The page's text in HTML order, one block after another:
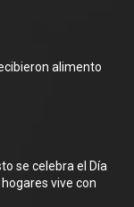
alimento
se celebra el Día
hogares vive con